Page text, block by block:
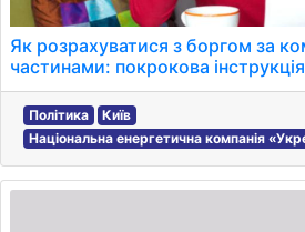
Як розрахуватися з боргом за
частинами: покрокова
Політика
Київ
Національна енергетична компанія